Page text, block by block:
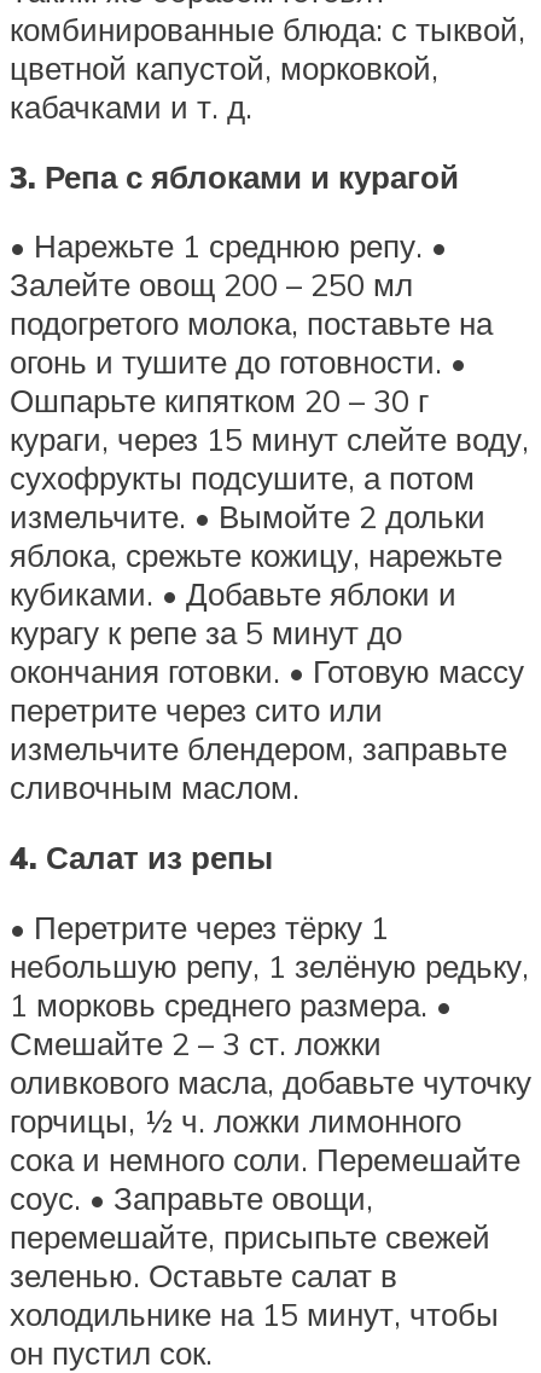
комбинированные блюда: с тыквой,
цветной капустой, морковкой,
кабачками и т. д.
3. Репа с яблоками и курагой
• Нарежьте 1 среднюю репу. •
Залейте овощ 200 – 250 мл
подогретого молока, поставьте на
огонь и тушите до готовности. •
Ошпарьте кипятком 20 – 30 г
кураги, через 15 минут слейте воду,
сухофрукты подсушите, а потом
измельчите. • Вымойте 2 дольки
яблока, срежьте кожицу, нарежьте
кубиками. • Добавьте яблоки и
курагу к репе за 5 минут до
окончания готовки. • Готовую массу
перетрите через сито или
измельчите блендером, заправьте
сливочным маслом.
4. Салат из репы
• Перетрите через тёрку 1
небольшую репу, 1 зелёную редьку,
1 морковь среднего размера. •
Смешайте 2 – 3 ст. ложки
оливкового масла, добавьте чуточку
горчицы, ½ ч. ложки лимонного
сока и немного соли. Перемешайте
соус. • Заправьте овощи,
перемешайте, присыпьте свежей
зеленью. Оставьте салат в
холодильнике на 15 минут, чтобы
он пустил сок.